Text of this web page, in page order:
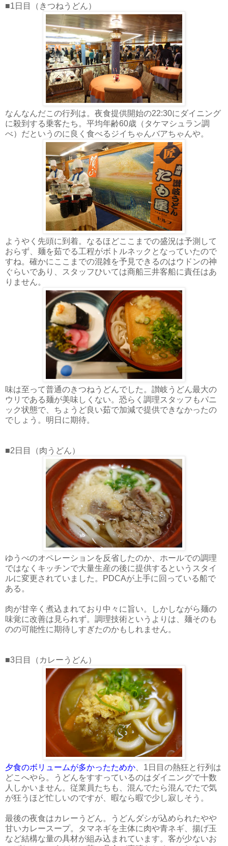
■1日目（きつねうどん）
なんなんだこの行列は。夜食提供開始の22:30にダイニング
に殺到する乗客たち。平均年齢60歳（タケマシュラン調
べ）だというのに良く食べるジイちゃんバアちゃんや。
ようやく先頭に到着。なるほどここまでの盛況は予測して
おらず、麺を茹でる工程がボトルネックとなっていたので
すね。確かにここまでの混雑を予見できるのはウドンの神
ぐらいであり、スタッフひいては商船三井客船に責任はあ
りません。
味は至って普通のきつねうどんでした。讃岐うどん最大の
ウリである麺が美味しくない。恐らく調理スタッフもパニ
ック状態で、ちょうど良い茹で加減で提供できなかったの
でしょう。明日に期待。
■2日目（肉うどん）
ゆうべのオペレーションを反省したのか、ホールでの調理
ではなくキッチンで大量生産の後に提供するというスタイ
ルに変更されていました。PDCAが上手に回っている船で
ある。
肉が甘辛く煮込まれており中々に旨い。しかしながら麺の
味覚に改善は見られず。調理技術というよりは、麺そのも
のの可能性に期待しすぎたのかもしれません。
■3日目（カレーうどん）
夕食のボリュームが多かったためか 、1日目の熱狂と行列は
どこへやら。うどんをすすっているのはダイニングで十数
人しかいません。従業員たちも、混んでたら混んでたで気
が狂うほど忙しいのですが、暇なら暇で少し寂しそう。
最後の夜食はカレーうどん。うどんダシが込められたやや
甘いカレースープ。タマネギを主体に肉や青ネギ、揚げ玉
など結構な量の具材が組み込まれています。客が少ないお